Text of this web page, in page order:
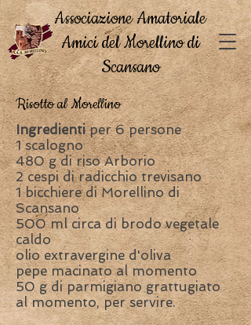
Associazione Amatoriale
Amici del Morellino di
Scansano
Risotto al Morellino
Ingredientiper 6 persone
1 scalogno
480 g di riso Arborio
2 cespi di radicchio trevisano
1 bicchiere di Morellino di
Scansano
500 ml circa di brodo vegetale
caldo
olio extravergine d'oliva
pepe macinato al momento
50 g di parmigiano grattugiato
al momento, per servire.